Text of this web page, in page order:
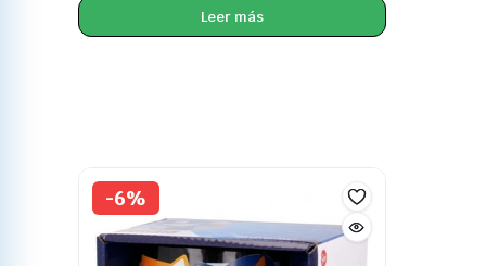
Leer más
-6%